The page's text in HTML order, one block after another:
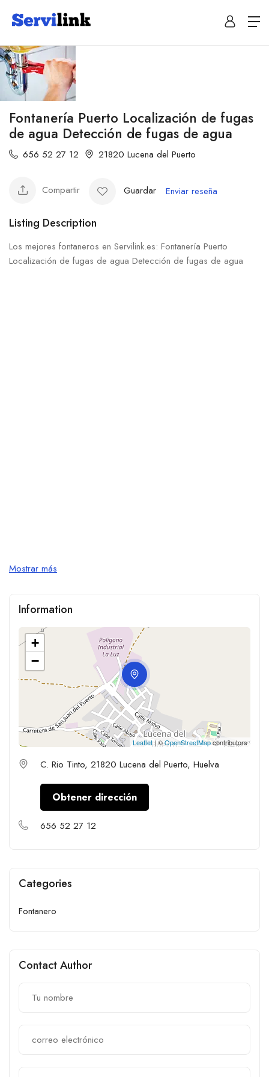
Fontanería Puerto Localización de fugas
de agua Detección de fugas de agua
656 52 27 12 21820 Lucena del Puerto
Compartir Guardar Enviar reseña
Listing Description
Los mejores fontaneros en Servilink.es: Fontanería Puerto
Localización de fugas de agua Detección de fugas de agua
Mostrar más
Information
+
−
Leaflet| ©OpenStreetMapcontributors
C. Rio Tinto, 21820 Lucena del Puerto, Huelva
Obtener dirección
656 52 27 12
Categories
Fontanero
Contact Author